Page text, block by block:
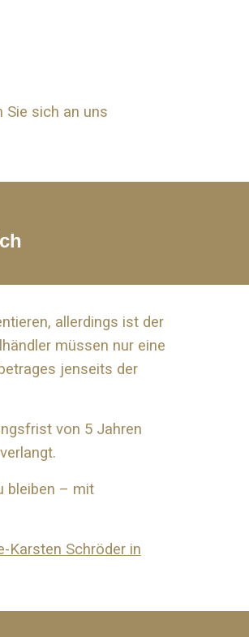
Sie sich an uns
allerdings ist der
müssen nur eine
jenseits der
von 5 Jahren
bleiben – mit
Karsten Schröder in